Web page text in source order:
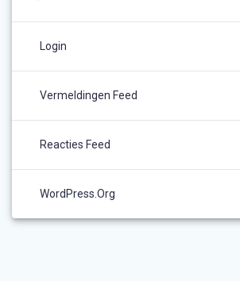
Login
Vermeldingen Feed
Reacties Feed
WordPress.org